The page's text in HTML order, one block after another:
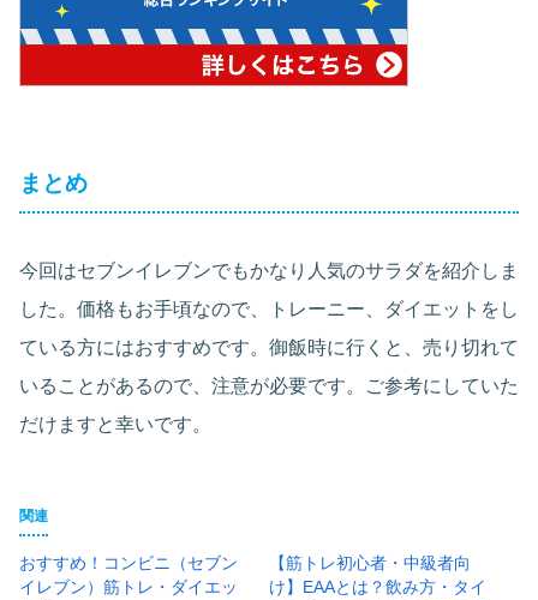
まとめ
今回はセブンイレブンでもかなり人気のサラダを紹介しま
した。価格もお手頃なので、トレーニー、ダイエットをし
ている方にはおすすめです。御飯時に行くと、売り切れて
いることがあるので、注意が必要です。ご参考にしていた
だけますと幸いです。
関連
おすすめ！コンビニ（セブン
イレブン）筋トレ・ダイエッ
【筋トレ初心者・中級者向
け】EAAとは？飲み方・タイ